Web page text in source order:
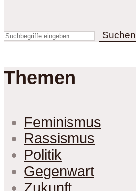
Suchen
Themen
Feminismus
Rassismus
Politik
Gegenwart
Zukunft